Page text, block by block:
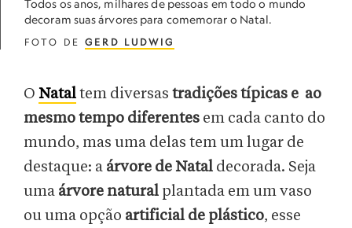
Todos os anos, milhares de pessoas em todo o mundo
decoram suas árvores para comemorar o Natal.
FOTO DE GERD LUDWIG
O Nataltem diversas tradições típicas e ao
mesmo tempo diferentes em cada canto do
mundo, mas uma delas tem um lugar de
destaque: a árvore de Natal decorada. Seja
uma árvore natural plantada em um vaso
ou uma opção artificial de plástico, esse